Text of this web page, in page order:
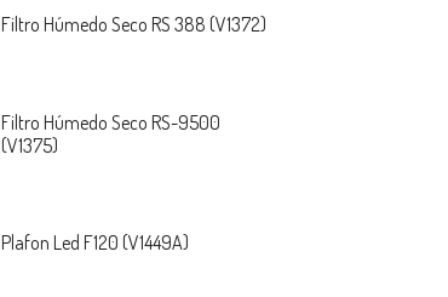
Filtro Húmedo Seco RS 388 (V1372)
Filtro Húmedo Seco RS-9500
(V1375)
Plafon Led F120 (V1449A)